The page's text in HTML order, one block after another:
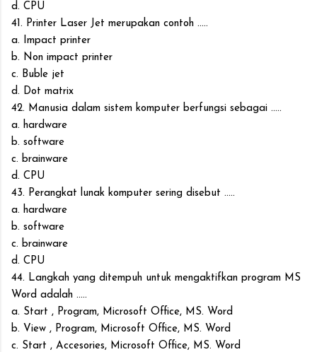
d. CPU
41. Printer Laser Jet merupakan contoh .....
a. Impact printer
b. Non impact printer
c. Buble jet
d. Dot matrix
42. Manusia dalam sistem komputer berfungsi sebagai .....
a. hardware
b. software
c. brainware
d. CPU
43. Perangkat lunak komputer sering disebut .....
a. hardware
b. software
c. brainware
d. CPU
44. Langkah yang ditempuh untuk mengaktifkan program MS
Word adalah .....
a. Start , Program, Microsoft Office, MS. Word
b. View , Program, Microsoft Office, MS. Word
c. Start , Accesories, Microsoft Office, MS. Word